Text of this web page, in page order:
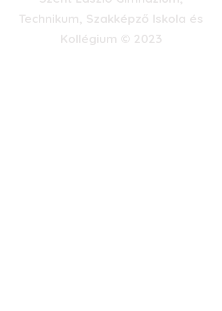
Technikum, Szakképző Iskola és
Kollégium © 2023